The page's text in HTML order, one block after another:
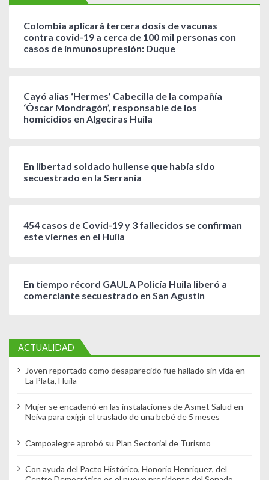
Colombia aplicará tercera dosis de vacunas
contra covid-19 a cerca de 100 mil personas con
casos de inmunosupresión: Duque
Cayó alias ‘Hermes’ Cabecilla de la compañía
‘Óscar Mondragón’, responsable de los
homicidios en Algeciras Huila
En libertad soldado huilense que había sido
secuestrado en la Serranía
454 casos de Covid-19 y 3 fallecidos se confirman
este viernes en el Huila
En tiempo récord GAULA Policía Huila liberó a
comerciante secuestrado en San Agustín
ACTUALIDAD
Joven reportado como desaparecido fue hallado sin vida en
La Plata, Huila
Mujer se encadenó en las instalaciones de Asmet Salud en
Neiva para exigir el traslado de una bebé de 5 meses
Campoalegre aprobó su Plan Sectorial de Turismo
Con ayuda del Pacto Histórico, Honorio Henriquez, del